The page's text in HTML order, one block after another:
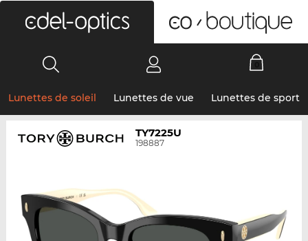
Lunettes de soleil Lunettes de vue Lunettes de sport
TY7225U
198887